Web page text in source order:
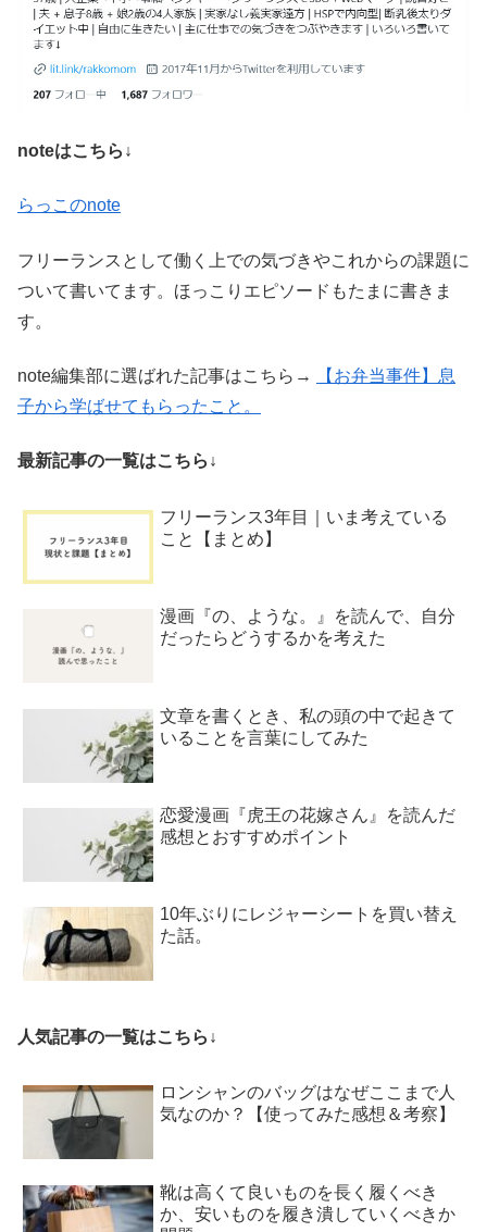
noteはこちら↓
らっこのnote
フリーランスとして働く上での気づきやこれからの課題に
ついて書いてます。ほっこりエピソードもたまに書きま
す。
note編集部に選ばれた記事はこちら→
【お弁当事件】息
子から学ばせてもらったこと。
最新記事の一覧はこちら↓
フリーランス3年目｜いま考えている
こと【まとめ】
漫画『の、ような。』を読んで、自分
だったらどうするかを考えた
文章を書くとき、私の頭の中で起きて
いることを言葉にしてみた
恋愛漫画『虎王の花嫁さん』を読んだ
感想とおすすめポイント
10年ぶりにレジャーシートを買い替え
た話。
人気記事の一覧はこちら↓
ロンシャンのバッグはなぜここまで人
気なのか？【使ってみた感想＆考察】
靴は高くて良いものを長く履くべき
か、安いものを履き潰していくべきか